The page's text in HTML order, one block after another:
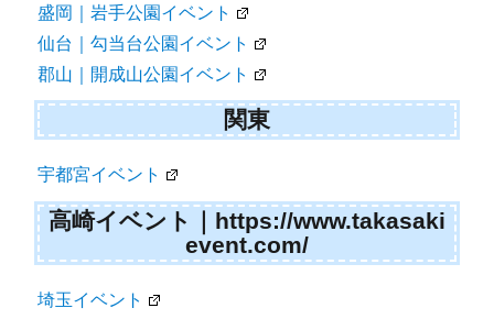
盛岡｜岩手公園イベント
仙台｜勾当台公園イベント
郡山｜開成山公園イベント
関東
宇都宮イベント
高崎イベント｜https://www.takasaki
event.com/
埼玉イベント